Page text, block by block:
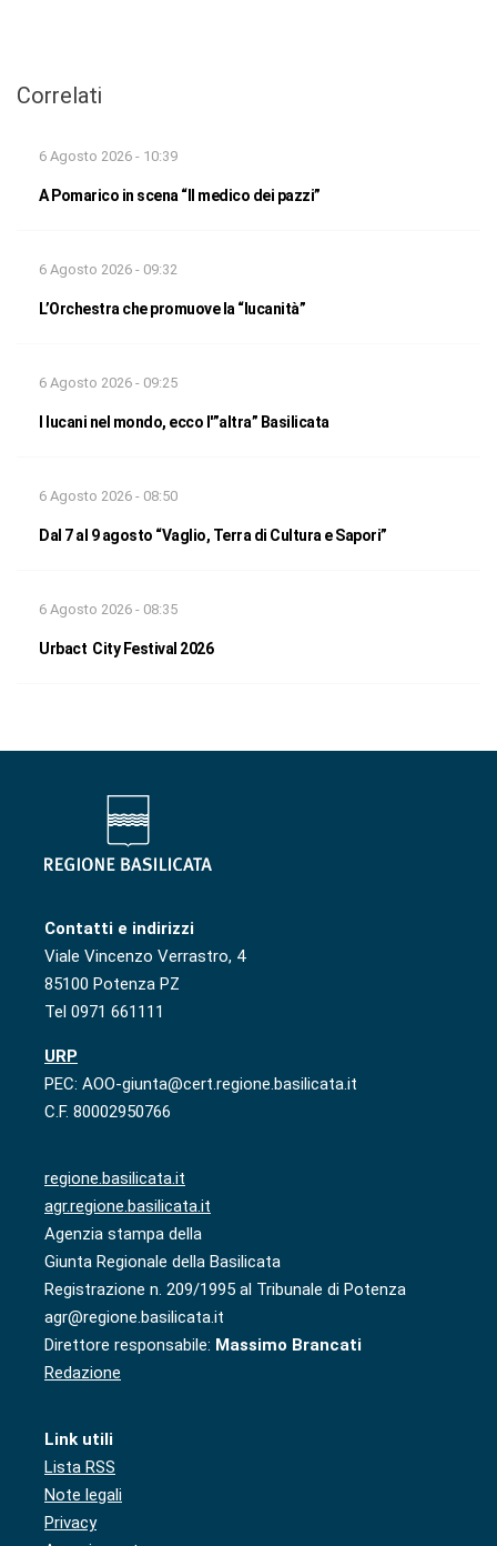
Correlati
6 Agosto 2026 - 10:39
A Pomarico in scena “Il medico dei pazzi”
6 Agosto 2026 - 09:32
L’Orchestra che promuove la “lucanità”
6 Agosto 2026 - 09:25
I lucani nel mondo, ecco l'”altra” Basilicata
6 Agosto 2026 - 08:50
Dal 7 al 9 agosto “Vaglio, Terra di Cultura e Sapori”
6 Agosto 2026 - 08:35
Urbact City Festival 2026
Contatti e indirizzi
Viale Vincenzo Verrastro, 4
85100 Potenza PZ
Tel 0971 661111
URP
PEC: AOO-giunta@cert.regione.basilicata.it
C.F. 80002950766
regione.basilicata.it
agr.regione.basilicata.it
Agenzia stampa della
Giunta Regionale della Basilicata
Registrazione n. 209/1995 al Tribunale di Potenza
agr@regione.basilicata.it
Direttore responsabile: Massimo Brancati
Redazione
Link utili
Lista RSS
Note legali
Privacy